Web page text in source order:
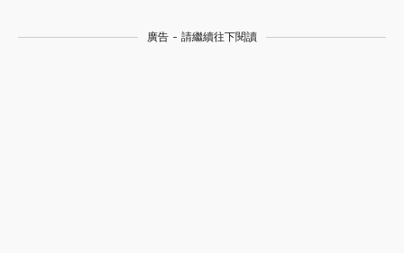
廣告 - 請繼續往下閱讀